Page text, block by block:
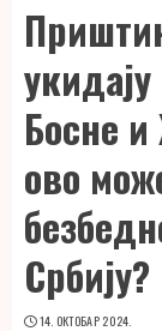
Босне
ово
Србију?
14. ОКТОБАР 2024.